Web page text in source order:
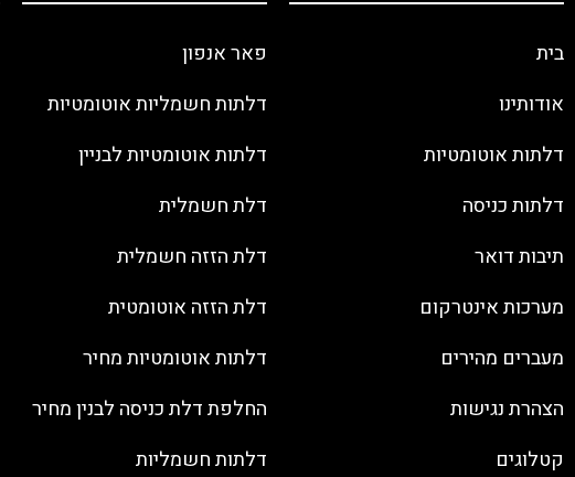
בית
אודותינו
דלתות אוטומטיות
דלתות כניסה
תיבות דואר
מערכות אינטרקום
מעברים מהירים
הצהרת נגישות
קטלוגים
פאר אנפון
דלתות חשמליות אוטומטיות
דלתות אוטומטיות לבניין
דלת חשמלית
דלת הזזה חשמלית
דלת הזזה אוטומטית
דלתות אוטומטיות מחיר
החלפת דלת כניסה לבנין מחיר
דלתות חשמליות